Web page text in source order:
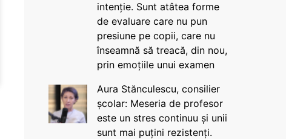
intenție. Sunt atâtea forme
de evaluare care nu pun
presiune pe copii, care nu
înseamnă să treacă, din nou,
prin emoțiile unui examen
Aura Stănculescu, consilier
școlar: Meseria de profesor
este un stres continuu și unii
sunt mai puțini rezistenți.